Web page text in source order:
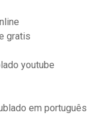
gratis
youtube
em português